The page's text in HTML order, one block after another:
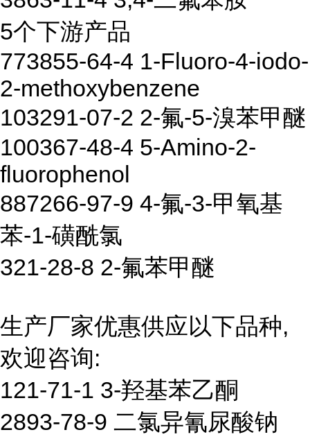
5个下游产品
773855-64-4 1-Fluoro-4-iodo-
2-methoxybenzene
103291-07-2 2-氟-5-溴苯甲醚
100367-48-4 5-Amino-2-
fluorophenol
887266-97-9 4-氟-3-甲氧基
苯-1-磺酰氯
321-28-8 2-氟苯甲醚
生产厂家优惠供应以下品种,
欢迎咨询:
121-71-1 3-羟基苯乙酮
2893-78-9 二氯异氰尿酸钠